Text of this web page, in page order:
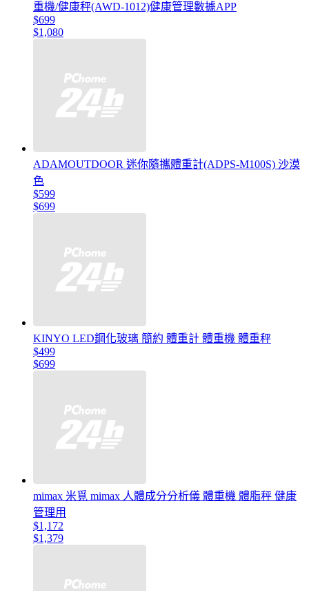
重機/健康秤(AWD-1012)健康管理數據APP
$699
$1,080
ADAMOUTDOOR 迷你隨攜體重計(ADPS-M100S) 沙漠
色
$599
$699
KINYO LED鋼化玻璃 簡約 體重計 體重機 體重秤
$499
$699
mimax 米覓 mimax 人體成分分析儀 體重機 體脂秤 健康
管理用
$1,172
$1,379